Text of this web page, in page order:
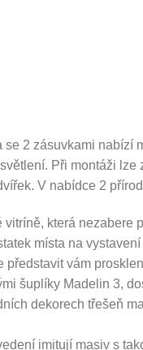
se 2 zásuvkami nabízí
Při montáži lze
V nabídce 2
vitríně, která nezabere
místa na
představit vám
šuplíky Madelin 3,
dekorech třešeň
imitují masiv s